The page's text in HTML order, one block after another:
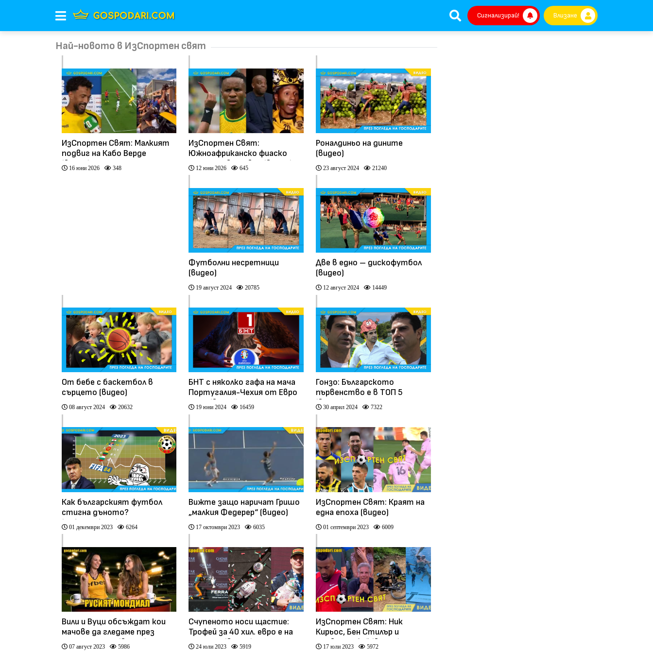
Сигнализирай! Влизане
Най-новото в ИзСпортен свят
ИзСпортен Свят: Малкият
подвиг на Кабо Верде
(видео)
16 юни 2026 348
ИзСпортен Свят:
Южноафриканско фиаско
като за световно (видео)
12 юни 2026 645
Роналдиньо на дините
(видео)
23 август 2024 21240
Футболни несретници
(видео)
19 август 2024 20785
Две в едно – дискофутбол
(видео)
12 август 2024 14449
От бебе с баскетбол в
сърцето (видео)
08 август 2024 20632
БНТ с няколко гафа на мача
Португалия-Чехия от Евро
2024 (видео)
19 юни 2024 16459
Гонзо: Българското
първенство е в ТОП 5
(видео)
30 април 2024 7322
Как българският футбол
стигна дъното?
(инфографика)
01 декември 2023 6264
Вижте защо наричат Гришо
„малкия Федерер“ (видео)
17 октомври 2023 6035
ИзСпортен Свят: Краят на
една епоха (видео)
01 септември 2023 6009
Вили и Вуци обсъждат кои
мачове да гледаме през
тази седмица (видео)
07 август 2023 5986
Счупеното носи щастие:
Трофей за 40 хил. евро е на
парчета (видео)
24 юли 2023 5919
ИзСпортен Свят: Ник
Кирьос, Бен Стилър и
подводен бой (видео)
17 юли 2023 5972